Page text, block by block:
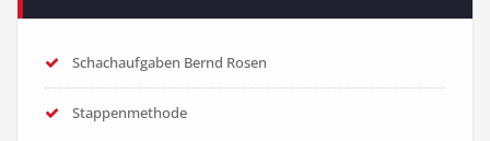
Schachaufgaben Bernd Rosen
Stappenmethode